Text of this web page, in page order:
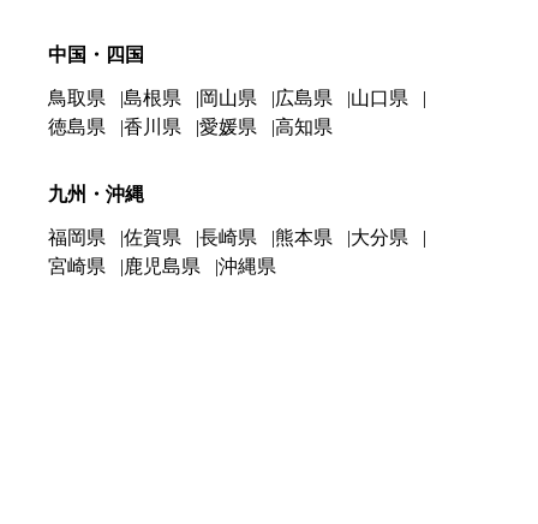
中国・四国
鳥取県 島根県 岡山県 広島県
山口県
徳島県
香川県 愛媛県 高知県
九州・沖縄
福岡県 佐賀県 長崎県 熊本県
大分県
宮崎県
鹿児島県 沖縄県